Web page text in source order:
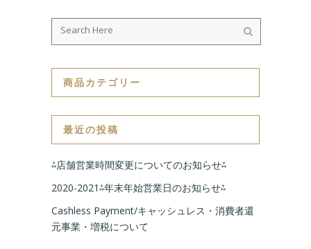
商品カテゴリー
最近の投稿
⁂店舗営業時間変更についてのお知らせ⁂
2020-2021⁂年末年始営業日のお知らせ⁂
Cashless Payment/キャッシュレス・消費者還
元事業・増税について